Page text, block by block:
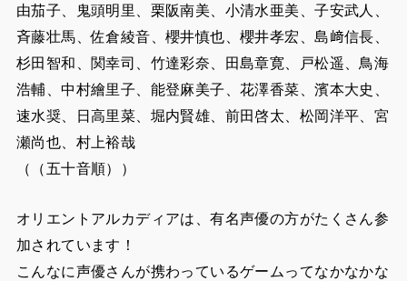
由茄子、鬼頭明里、栗阪南美、小清水亜美、子安武人、
斉藤壮馬、佐倉綾音、櫻井慎也、櫻井孝宏、島﨑信長、
杉田智和、関幸司、竹達彩奈、田島章寛、戸松遥、鳥海
浩輔、中村繪里子、能登麻美子、花澤香菜、濱本大史、
速水奨、日高里菜、堀内賢雄、前田啓太、松岡洋平、宮
瀬尚也、村上裕哉
（（五十音順））
オリエントアルカディアは、有名声優の方がたくさん参
加されています！
こんなに声優さんが携わっているゲームってなかなかな